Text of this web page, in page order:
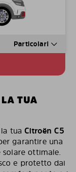
Particolari
TUA
la tuaCitroën C5
garantire una
ottimale.
e protetto dai